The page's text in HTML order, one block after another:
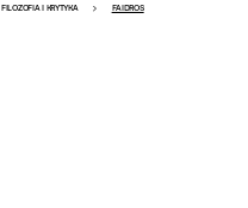
FILOZOFIA I KRYTYKA FAIDROS